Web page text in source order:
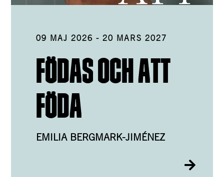
09 MAJ 2026 -20 MARS 2027
FÖDAS OCH ATT
FÖDA
EMILIA BERGMARK-JIMÉNEZ